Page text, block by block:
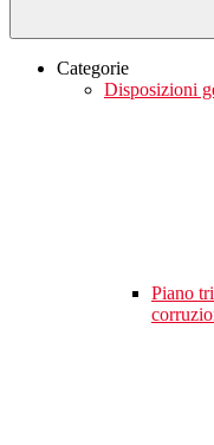
Categorie
Disposizioni
Piano